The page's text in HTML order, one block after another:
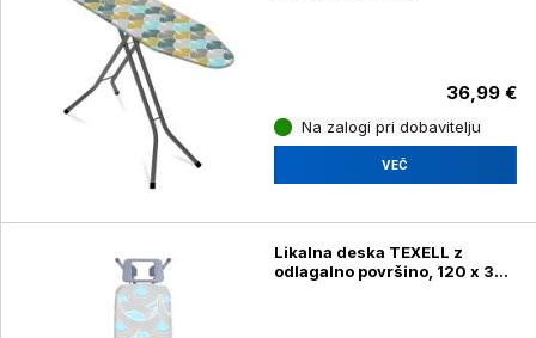
36,99 €
Na zalogi pri dobavitelju
VEČ
Likalna deska TEXELL z
odlagalno površino, 120 x 38